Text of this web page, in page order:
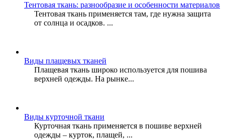
Тентовая ткань: разнообразие и особенности материалов
Тентовая ткань применяется там, где нужна защита
от солнца и осадков. ...
Виды плащевых тканей
Плащевая ткань широко используется для пошива
верхней одежды. На рынке...
Виды курточной ткани
Курточная ткань применяется в пошиве верхней
одежды – курток, плащей, ...